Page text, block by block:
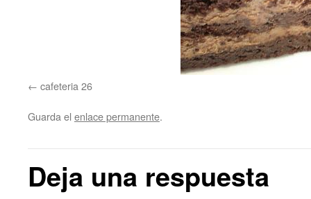
cafeteria 26
Guarda el enlace permanente.
Deja una respuesta